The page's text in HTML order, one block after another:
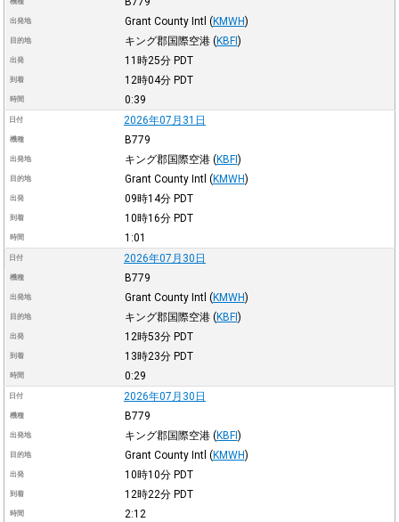
出発地 Grant County Intl (KMWH)
目的地 キング郡国際空港 (KBFI)
出発 11時25分 PDT
到着 12時04分 PDT
時間 0:39
日付 2026年07月31日
機種 B779
出発地 キング郡国際空港 (KBFI)
目的地 Grant County Intl (KMWH)
出発 09時14分 PDT
到着 10時16分 PDT
時間 1:01
日付 2026年07月30日
機種 B779
出発地 Grant County Intl (KMWH)
目的地 キング郡国際空港 (KBFI)
出発 12時53分 PDT
到着 13時23分 PDT
時間 0:29
日付 2026年07月30日
機種 B779
出発地 キング郡国際空港 (KBFI)
目的地 Grant County Intl (KMWH)
出発 10時10分 PDT
到着 12時22分 PDT
時間 2:12